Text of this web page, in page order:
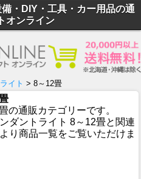
・DIY・工具・カー用品の通
オンライン
イト > 8～12畳
の通販カテゴリーです。
ダントライト 8～12畳と関連
り商品一覧をご覧いただけま